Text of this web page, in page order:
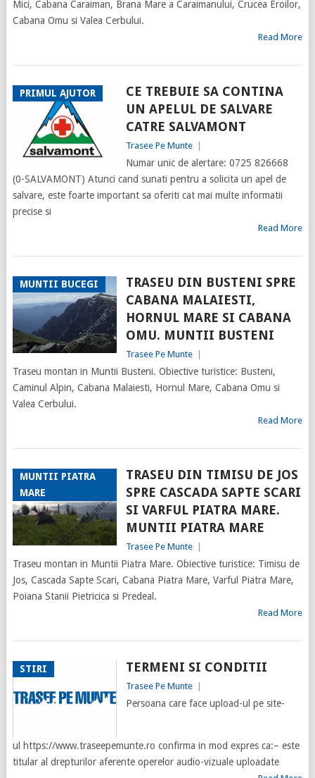
Mici, Cabana Caraiman, Brana Mare a Caraimanului, Crucea Eroilor,
Cabana Omu si Valea Cerbului.
Read More
PRIMUL AJUTOR
CE TREBUIE SA CONTINA
UN APELUL DE SALVARE
CATRE SALVAMONT
Trasee Pe Munte
Numar unic de alertare: 0725 826668
(0-SALVAMONT) Atunci cand sunati pentru a solicita un apel de
salvare, este foarte important sa oferiti cat mai multe informatii
precise si
Read More
MUNTII BUCEGI
TRASEU DIN BUSTENI SPRE
CABANA MALAIESTI,
HORNUL MARE SI CABANA
OMU. MUNTII BUSTENI
Trasee Pe Munte
Traseu montan in Muntii Busteni. Obiective turistice: Busteni,
Caminul Alpin, Cabana Malaiesti, Hornul Mare, Cabana Omu si
Valea Cerbului.
Read More
MUNTII PIATRA
MARE
TRASEU DIN TIMISU DE JOS
SPRE CASCADA SAPTE SCARI
SI VARFUL PIATRA MARE.
MUNTII PIATRA MARE
Trasee Pe Munte
Traseu montan in Muntii Piatra Mare. Obiective turistice: Timisu de
Jos, Cascada Sapte Scari, Cabana Piatra Mare, Varful Piatra Mare,
Poiana Stanii Pietricica si Predeal.
Read More
STIRI TERMENI SI CONDITII
Trasee Pe Munte
Persoana care face upload-ul pe site-
ul https://www.traseepemunte.ro confirma in mod expres ca:– este
titular al drepturilor aferente operelor audio-vizuale uploadate